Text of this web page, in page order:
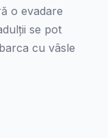
o evadare
se pot
cu vâsle